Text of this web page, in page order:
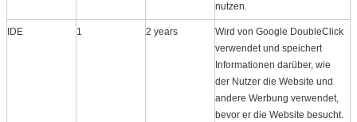
nutzen.
IDE 1 2 years
Wird von Google DoubleClick
verwendet und speichert
Informationen darüber, wie
der Nutzer die Website und
andere Werbung verwendet,
bevor er die Website besucht.